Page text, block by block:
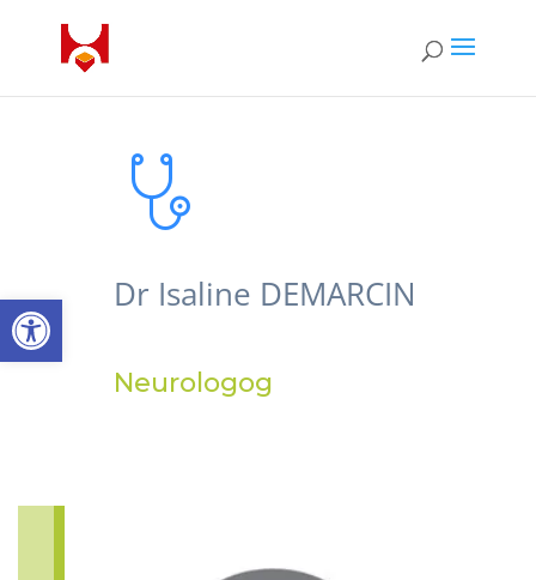
Open toolbarDr Isaline DEMARCIN
Neurologog